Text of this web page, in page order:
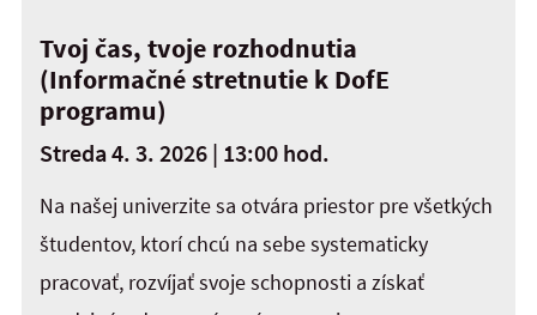
Tvoj čas, tvoje rozhodnutia
(Informačné stretnutie k DofE
programu)
Streda 4. 3. 2026 | 13:00 hod.
Na našej univerzite sa otvára priestor pre všetkých
študentov, ktorí chcú na sebe systematicky
pracovať, rozvíjať svoje schopnosti a získať